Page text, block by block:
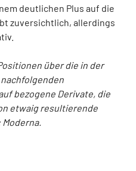
deutlichen Plus auf die
zuversichtlich, allerdings
über die in der
bezogene Derivate, die
etwaig resultierende